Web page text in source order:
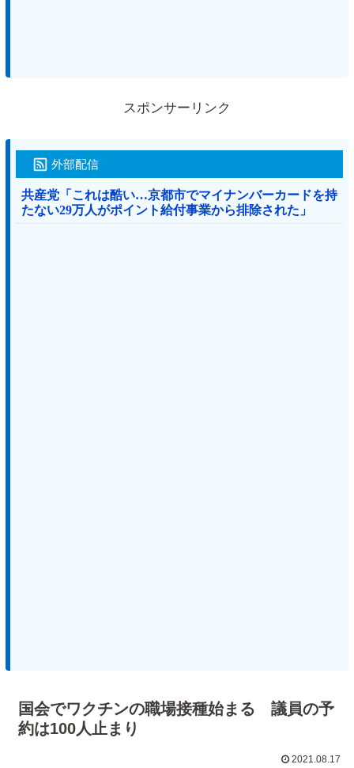
スポンサーリンク
外部配信
共産党「これは酷い…京都市でマイナンバーカードを持
たない29万人がポイント給付事業から排除された」
国会でワクチンの職場接種始まる 議員の予
約は100人止まり
2021.08.17